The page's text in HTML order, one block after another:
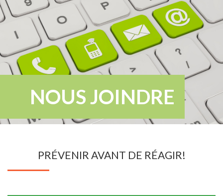
NOUS JOINDRE
PRÉVENIR AVANT DE RÉAGIR!